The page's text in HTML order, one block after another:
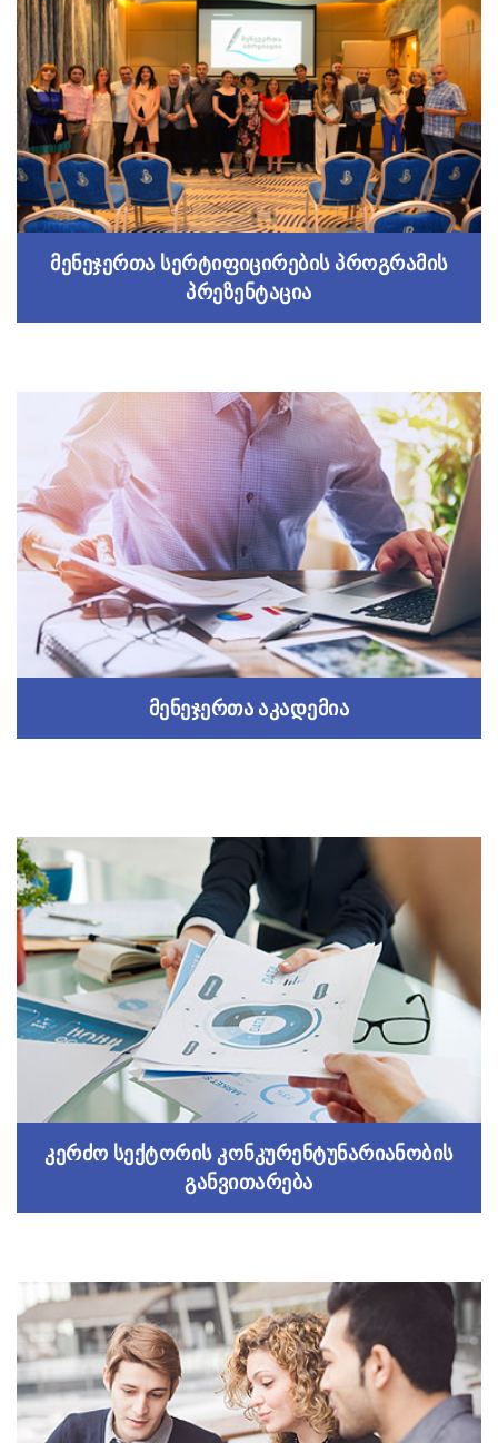
მენეჯერთა აკადემიის სასერტიფიკატო პროგრამა
Read more
მენეჯერთა სერტიფიცირების პროგრამის
პრეზენტაცია
მენეჯერთა სერტიფიცირების პროგრამის
პრეზენტაცია
სხვადასხვა სახის ტრენინგები, შეხვედრები,
სემინები თუ ონლაინ-კურსები
Read more
მენეჯერთა აკადემია
მენეჯერთა აკადემია
მენეჯერთა ასოციაციასთან ჩამოყალიბდა
მენეჯერთა აკადემია
Read more
კერძო სექტორის კონკურენტუნარიანობის
განვითარება
კერძო სექტორის კონკურენტუნარიანობის
განვითარება
ინოვაციური პროექტი კერძო სექტორის